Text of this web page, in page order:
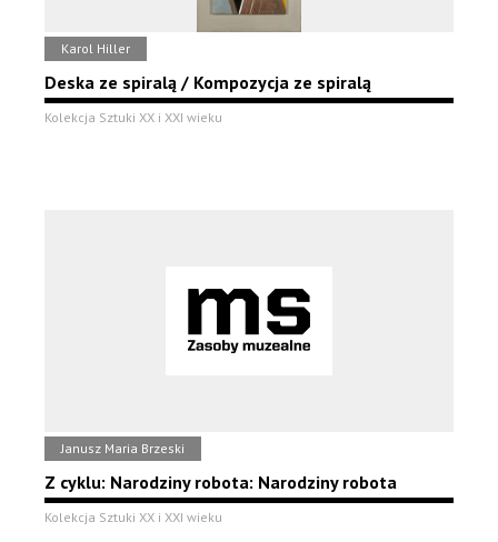
Karol Hiller
Deska ze spiralą / Kompozycja ze spiralą
Kolekcja Sztuki XX i XXI wieku
Janusz Maria Brzeski
Z cyklu: Narodziny robota: Narodziny robota
Kolekcja Sztuki XX i XXI wieku